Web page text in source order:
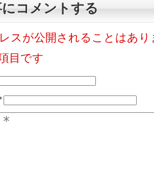
コメントする
スが公開されることはあ
目です